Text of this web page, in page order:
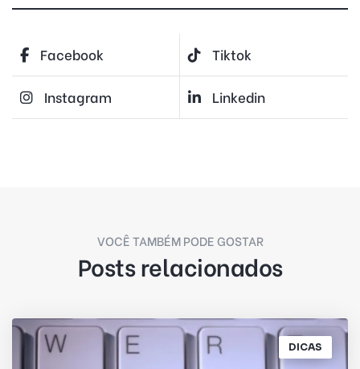
Facebook Tiktok
Instagram Linkedin
VOCÊ TAMBÉM PODE GOSTAR
Posts relacionados
DICAS